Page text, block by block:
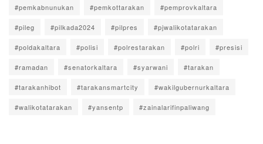
#pemkabnunukan #pemkottarakan #pemprovkaltara
#pileg #pilkada2024 #pilpres #pjwalikotatarakan
#poldakaltara #polisi #polrestarakan #polri #presisi
#ramadan #senatorkaltara #syarwani #tarakan
#tarakanhibot #tarakansmartcity #wakilgubernurkaltara
#walikotatarakan #yansentp #zainalarifinpaliwang